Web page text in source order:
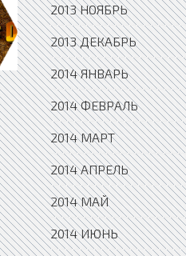
2013 НОЯБРЬ
2013 ДЕКАБРЬ
2014 ЯНВАРЬ
2014 ФЕВРАЛЬ
2014 МАРТ
2014 АПРЕЛЬ
2014 МАЙ
2014 ИЮНЬ